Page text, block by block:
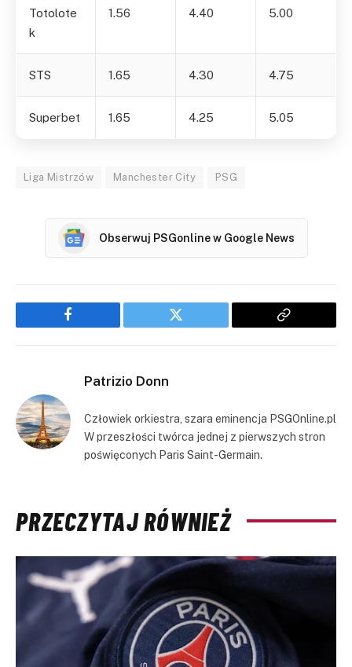
Totolote
k
1.56 4.40 5.00
STS 1.65 4.30 4.75
Superbet 1.65 4.25 5.05
Liga Mistrzów Manchester City PSG
Obserwuj PSGonline w Google News
Facebook Twitter
Copy
Patrizio Donn
Człowiek orkiestra, szara eminencja PSGOnline.pl
W przeszłości twórca jednej z pierwszych stron
poświęconych Paris Saint-Germain.
PRZECZYTAJ RÓWNIEŻ